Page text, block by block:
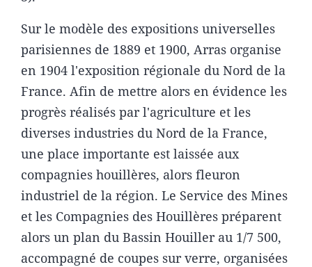
Sur le modèle des expositions universelles
parisiennes de 1889 et 1900, Arras organise
en 1904 l'exposition régionale du Nord de la
France. Afin de mettre alors en évidence les
progrès réalisés par l'agriculture et les
diverses industries du Nord de la France,
une place importante est laissée aux
compagnies houillères, alors fleuron
industriel de la région. Le Service des Mines
et les Compagnies des Houillères préparent
alors un plan du Bassin Houiller au 1/7 500,
accompagné de coupes sur verre, organisées